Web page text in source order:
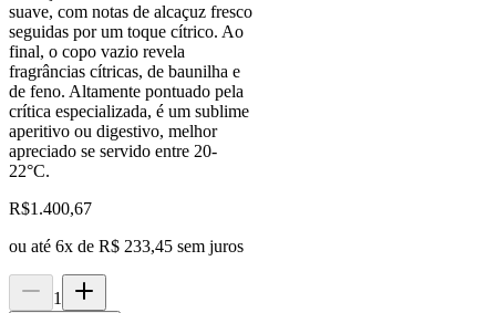
suave, com notas de alcaçuz fresco
seguidas por um toque cítrico. Ao
final, o copo vazio revela
fragrâncias cítricas, de baunilha e
de feno. Altamente pontuado pela
crítica especializada, é um sublime
aperitivo ou digestivo, melhor
apreciado se servido entre 20-
22°C.
R$1.400,67
ou até 6x de R$ 233,45 sem juros
1